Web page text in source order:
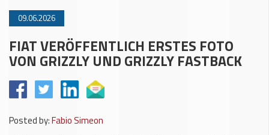
09.06.2026
FIAT VERÖFFENTLICH ERSTES FOTO
VON GRIZZLY UND GRIZZLY FASTBACK
Posted by:Fabio Simeon